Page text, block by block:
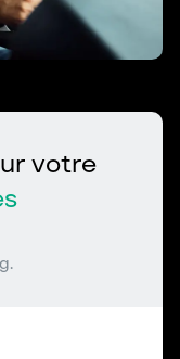
votre